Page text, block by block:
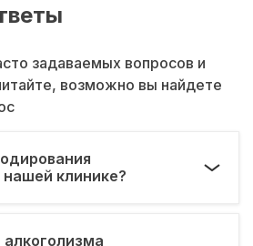
задаваемых вопросов и
возможно вы найдете
клинике?